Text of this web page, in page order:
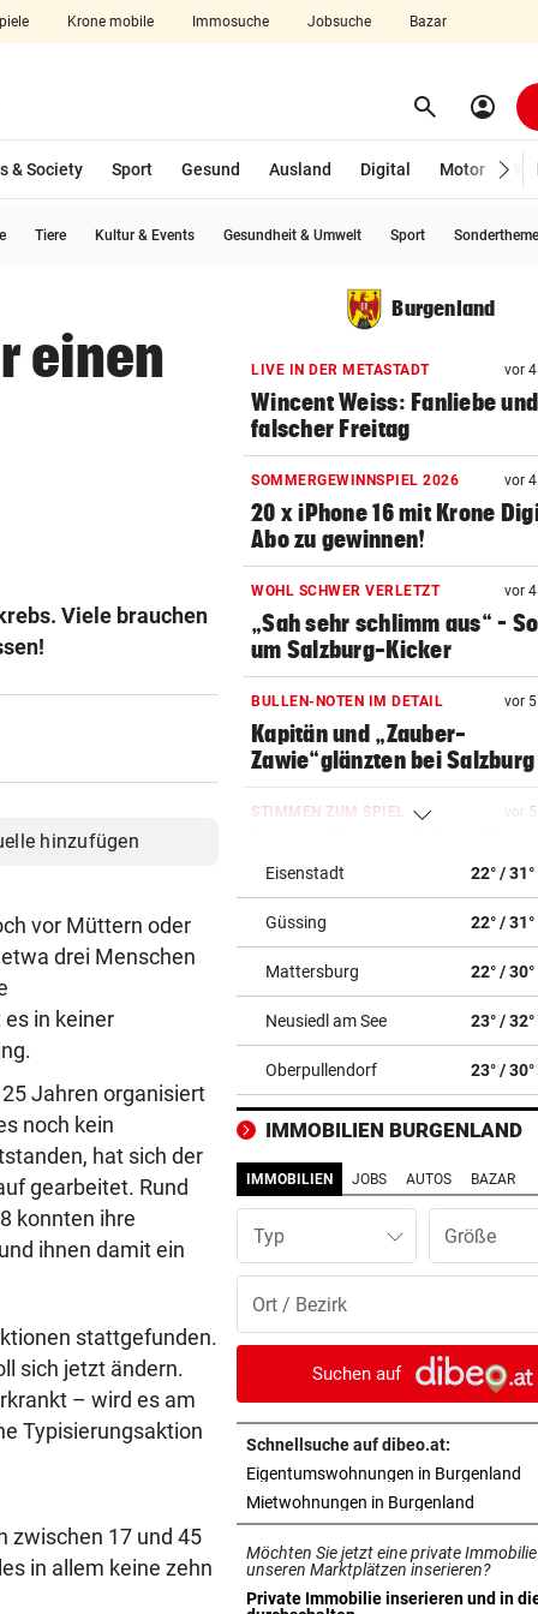
Krone mobile Immosuche Jobsuche Bazar
aufklappen search Suchen
account_circle
& Society Sport Gesund Ausland Digital Motor
Tiere Kultur & Events Gesundheit & Umwelt Sport
einen
Viele brauchen
hinzufügen
vor Müttern oder
drei Menschen
in keiner
25 Jahren organisiert
noch kein
hat sich der
gearbeitet. Rund
konnten ihre
ihnen damit ein
stattgefunden.
sich jetzt ändern.
– wird es am
Typisierungsaktion
zwischen 17 und 45
in allem keine zehn
Burgenland
LIVE IN DER METASTADT vor
Wincent Weiss: Fanliebe
falscher Freitag
SOMMERGEWINNSPIEL 2026 vor
20 x iPhone 16 mit Krone
Abo zu gewinnen!
WOHL SCHWER VERLETZT vor
„Sah sehr schlimm aus“ –
um Salzburg-Kicker
BULLEN-NOTEN IM DETAIL vor
Kapitän und „Zauber-
Zawie“glänzten bei Salzburg
STIMMEN ZUM SPIEL vor
uns besser!“
KUNDENDATEN BETROFFEN vor 5
Cyberangriff auf Wiener
Schmuckhändler Frey Wille
vor
Joker Tabakovic führt
Last-Minute-Sieg
PALÄSTINENSER GETÖTET
Erste Anklage gegen Israeli
Gaza-Krieg
superhappy nach Hause“
ORKAN, KEIN STROM & CO vor 6
Skurrilitäten in der Red Bull
häufen sich
WASSERSPRINGEN vor 7
Knoll bei EM Achter vom
Lotfi auf Rang 12!
Eisenstadt 22° / 31°
Güssing 22° / 31°
Mattersburg 22° / 30°
Neusiedl am See 23° / 32°
Oberpullendorf 23° / 30°
IMMOBILIEN BURGENLAND
IMMOBILIEN JOBS AUTOS BAZAR
Typ
Suchen auf
Schnellsuche auf dibeo.at:
Eigentumswohnungen in Burgenland
Mietwohnungen in Burgenland
Möchten Sie jetzt eine private
unseren Marktplätzen inserieren?
Private Immobilie inserieren und in